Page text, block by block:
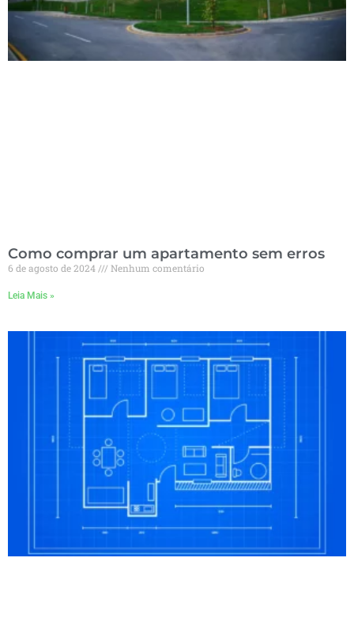
Como comprar um apartamento sem erros
6 de agosto de 2024 Nenhum comentário
Leia Mais »